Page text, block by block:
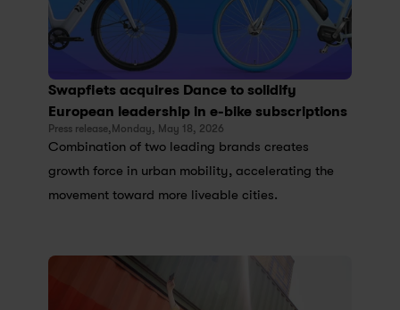
Swapfiets acquires Dance to solidify
European leadership in e-bike subscriptions
Press release, Monday, May 18, 2026
Combination of two leading brands creates
growth force in urban mobility, accelerating the
movement toward more liveable cities.